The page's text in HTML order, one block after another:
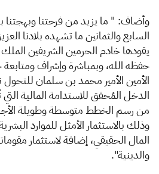
وأضاف: " ما يزيد من فرحتنا وبهجتنا
السابع والثمانين ما تشهده بلادنا
يقودها خادم الحرمين الشريفين
حفظه الله، وبمباشرة وإشراف
الأمين الأمير محمد بن سلمان للتحول
الدخل المُحقق للاستدامة المالية
من رسم الخطط متوسطة وطويلة
وذلك بالاستثمار الأمثل للموارد
المال الحقيقي، إضافة لاستثمار
والدينية".